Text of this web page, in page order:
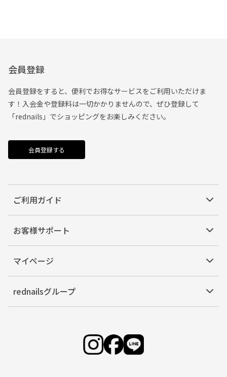
会員登録
会員登録をすると、便利でお得なサービスをご利用いただけま
す！入会金や登録料は一切かかりませんので、ぜひ登録して
「rednails」でショッピングをお楽しみください。
会員登録する
ご利用ガイド
お客様サポート
マイページ
rednailsグループ